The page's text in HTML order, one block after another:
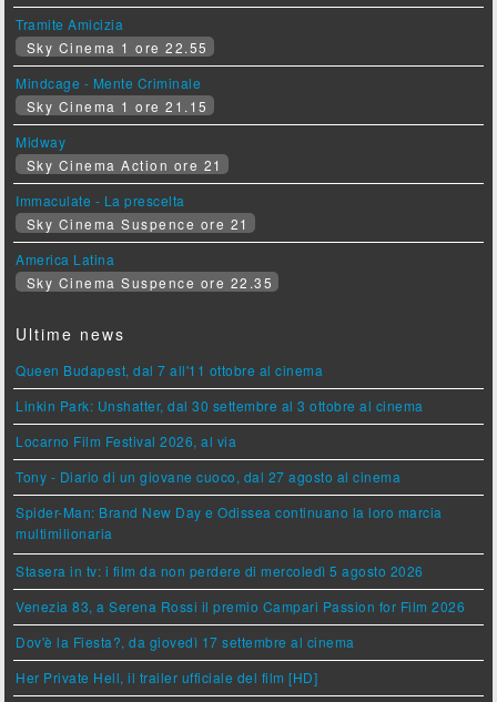
Tramite Amicizia
Sky Cinema 1 ore 22.55
Mindcage - Mente Criminale
Sky Cinema 1 ore 21.15
Midway
Sky Cinema Action ore 21
Immaculate - La prescelta
Sky Cinema Suspence ore 21
America Latina
Sky Cinema Suspence ore 22.35
Ultime news
Queen Budapest, dal 7 all'11 ottobre al cinema
Linkin Park: Unshatter, dal 30 settembre al 3 ottobre al cinema
Locarno Film Festival 2026, al via
Tony - Diario di un giovane cuoco, dal 27 agosto al cinema
Spider-Man: Brand New Day e Odissea continuano la loro marcia
multimilionaria
Stasera in tv: i film da non perdere di mercoledì 5 agosto 2026
Venezia 83, a Serena Rossi il premio Campari Passion for Film 2026
Dov'è la Fiesta?, da giovedì 17 settembre al cinema
Her Private Hell, il trailer ufficiale del film [HD]